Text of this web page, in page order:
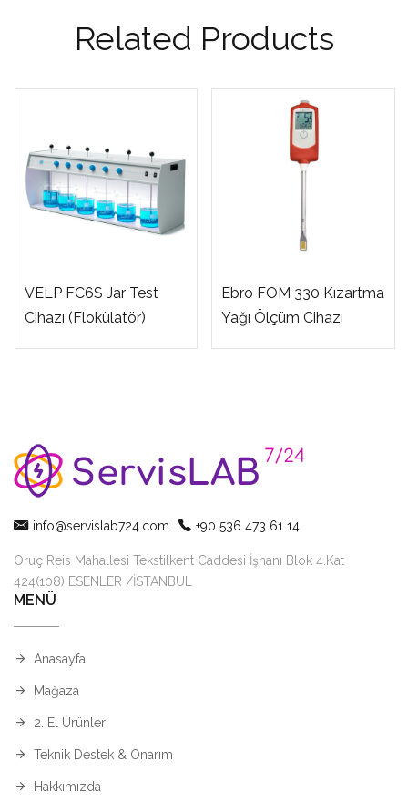
Related Products
VELP FC6S Jar Test
Cihazı (Flokülatör)
Ebro FOM 330 Kızartma
Yağı Ölçüm Cihazı
info@servislab724.com +90 536 473 61 14
Oruç Reis Mahallesi Tekstilkent Caddesi İşhanı Blok 4.Kat
424(108) ESENLER /İSTANBUL
MENÜ
Anasayfa
Mağaza
2. El Ürünler
Teknik Destek & Onarım
Hakkımızda